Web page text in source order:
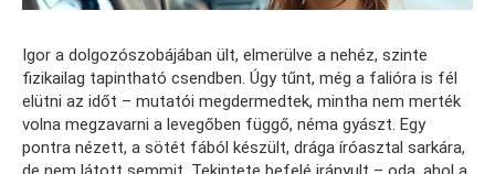
Igor a dolgozószobájában ült, elmerülve a nehéz, szinte
fizikailag tapintható csendben. Úgy tűnt, még a falióra is fél
elütni az időt – mutatói megdermedtek, mintha nem merték
volna megzavarni a levegőben függő, néma gyászt. Egy
pontra nézett, a sötét fából készült, drága íróasztal sarkára,